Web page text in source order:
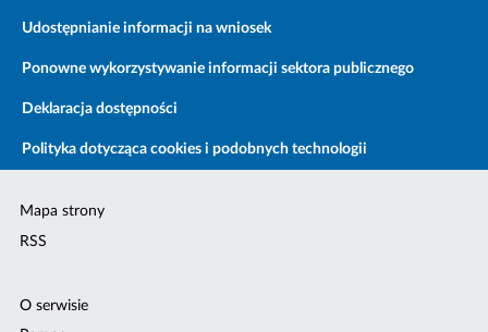
Udostępnianie informacji na wniosek
Ponowne wykorzystywanie informacji sektora publicznego
Deklaracja dostępności
Polityka dotycząca cookies i podobnych technologii
Mapa strony
RSS
O serwisie